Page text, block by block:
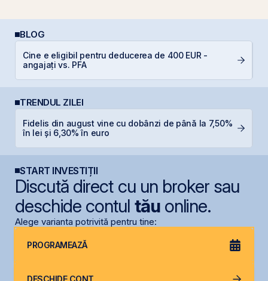
BLOG
Cine e eligibil pentru deducerea de 400 EUR -
angajați vs. PFA
TRENDUL ZILEI
Fidelis din august vine cu dobânzi de până la 7,50%
în lei și 6,30% în euro
START INVESTIȚII
Discută direct cu un broker sau
deschide contul tăuonline.
Alege varianta potrivită pentru tine:
PROGRAMEAZĂ
DESCHIDE CONT